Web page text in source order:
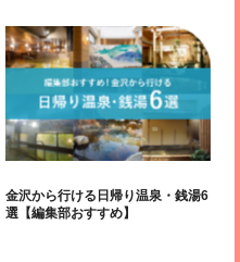
金沢から行ける日帰り温泉・銭湯6
選【編集部おすすめ】